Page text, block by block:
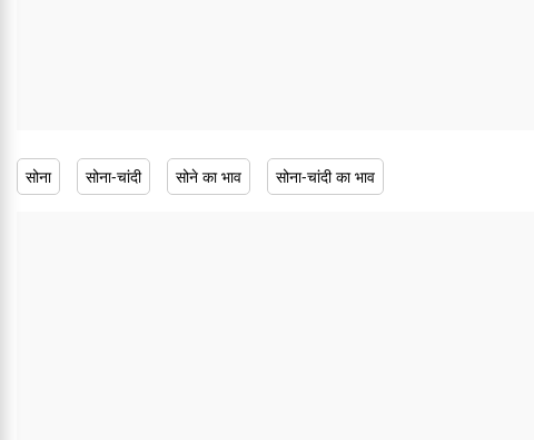
सोना सोना-चांदी सोने का भाव सोना-चांदी का भाव